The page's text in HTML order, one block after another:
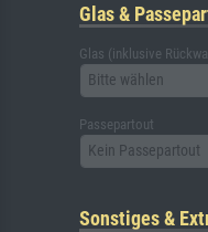
Glas &
Glas (inklusive
Bitte wählen
Passepartout
Kein Passepartout
Sonstiges &